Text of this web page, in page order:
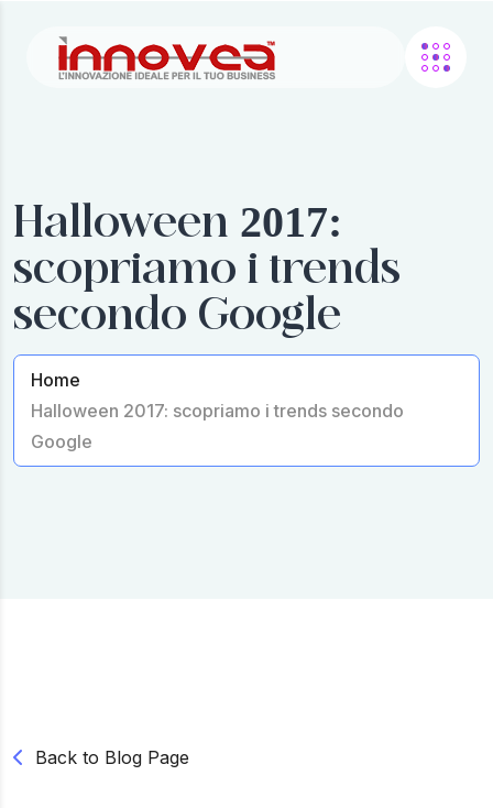
Halloween 2017:
scopriamo i trends
secondo Google
Home
Halloween 2017: scopriamo i trends secondo
Google
Back to Blog Page